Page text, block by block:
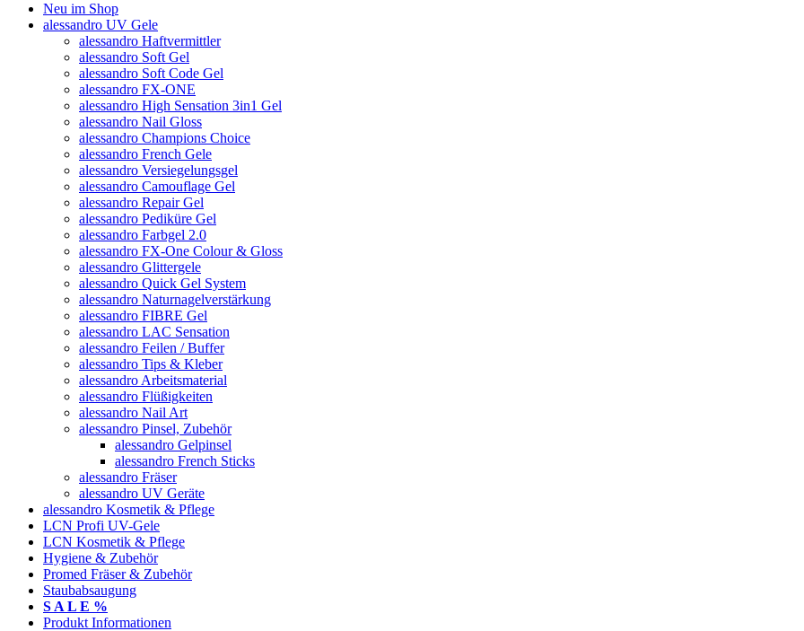
Neu im Shop
alessandro UV Gele
alessandro Haftvermittler
alessandro Soft Gel
alessandro Soft Code Gel
alessandro FX-ONE
alessandro High Sensation 3in1 Gel
alessandro Nail Gloss
alessandro Champions Choice
alessandro French Gele
alessandro Versiegelungsgel
alessandro Camouflage Gel
alessandro Repair Gel
alessandro Pediküre Gel
alessandro Farbgel 2.0
alessandro FX-One Colour & Gloss
alessandro Glittergele
alessandro Quick Gel System
alessandro Naturnagelverstärkung
alessandro FIBRE Gel
alessandro LAC Sensation
alessandro Feilen / Buffer
alessandro Tips & Kleber
alessandro Arbeitsmaterial
alessandro Flüßigkeiten
alessandro Nail Art
alessandro Pinsel, Zubehör
alessandro Gelpinsel
alessandro French Sticks
alessandro Fräser
alessandro UV Geräte
alessandro Kosmetik & Pflege
LCN Profi UV-Gele
LCN Kosmetik & Pflege
Hygiene & Zubehör
Promed Fräser & Zubehör
Staubabsaugung
S A L E %
Produkt Informationen